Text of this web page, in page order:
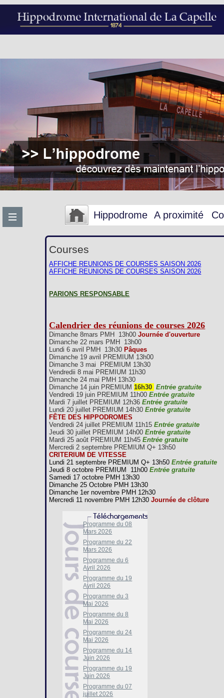
Hippodrome A proximité
Courses
AFFICHE REUNIONS DE COURSES SAISON 2026
AFFICHE REUNIONS DE COURSES SAISON 2026
PARIONS RESPONSABLE
Calendrier des réunions de courses 2026
Dimanche 8mars PMH 13h00Journée d'ouverture
Dimanche 22 mars PMH 13h00
Lundi 6 avril PMH 13h30 Pâques
Dimanche 19 avril PREMIUM 13h00
Dimanche 3 mai PREMIUM 13h30
Vendredii 8 mai PREMIUM 11h30
Dimanche 24 mai PMH 13h30
Dimanche 14 juin PREMIUM16h30 Entrée gratuite
Vendredi 19 juin PREMIUM 11h00Entrée gratuite
Mardi 7 juillet PREMIUM 12h36Entrée gratuite
Lundi 20 juillet PREMIUM 14h30Entrée gratuite
FÊTE DES HIPPODROMES
Vendredi 24 juillet PREMIUM 11h15Entrée gratuite
Jeudi 30 juillet PREMIUM 14h00 Entrée gratuite
Mardi 25 août PREMIUM 11h45Entrée gratuite
Mercredi 2 septembre PREMIUM Q+ 13h50
CRITERIUM DE VITESSE
Lundi 21 septembre PREMIUM Q+ 13h50Entrée gratuite
Jeudi 8 octobre PREMIUM 11h00Entrée gratuite
Samedi 17 octobre PMH 13h30
Dimanche 25 Octobre PMH 13h30
Dimanche 1er novembre PMH 12h30
Mercredi 11 novembre PMH 12h30Journée de clôture
Programme du 08
Mars 2026
Programme du 22
Mars 2026
Programme du 6
Avril 2026
Programme du 19
Avril 2026
Programme du 3
Mai 2026
Programme du 8
Mai 2026
Programme du 24
Mai 2026
Programme du 14
Juin 2026
Programme du 19
Juin 2026
Programme du 07
juillet 2026